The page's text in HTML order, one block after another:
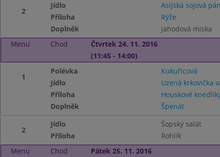
2
Jídlo
Asijská sojová
Příloha
Rýže
Doplněk
jahodová miska
Menu
Chod
Čtvrtek 24. 11. 2016
(11:45 - 14:00)
1
Polévka
Kukuřicová
Jídlo
Uzená krkovička
Příloha
Houskové
Doplněk
Špenát
2
Jídlo
Šopský salát
Příloha
Rohlík
Menu
Chod
Pátek 25. 11. 2016